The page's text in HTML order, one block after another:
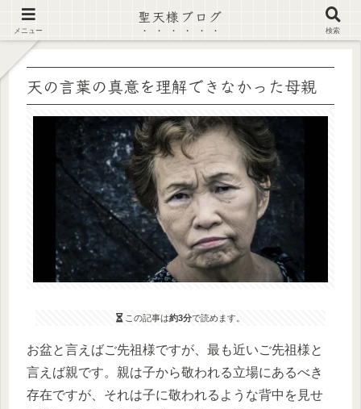
【注意喚起】偽サイト及び偽情報に注意 ▶確認する◀
天の言葉の真意を理解できなかった母親
この記事は約3分で読めます。
お盆と言えばご先祖様ですが、最も近いご先祖様と
言えば親です。親は子から敬われる立場にあるべき
存在ですが、それは子に敬われるような背中を見せ
メニュー
聖天様ブログ
検索